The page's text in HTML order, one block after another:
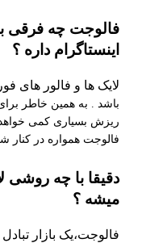
فالوجت چه فرقی
اینستاگرام داره ؟
لایک ها و فالور های
باشد . به همین خاطر
فالوجت همواره در کنار
دقیقا با چه روشی
میشه ؟
فالوجت،یک بازار